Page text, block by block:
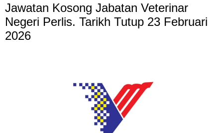
Jawatan Kosong Jabatan Veterinar
Negeri Perlis. Tarikh Tutup 23 Februari
2026